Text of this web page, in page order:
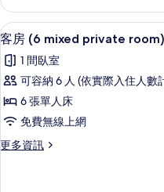
所
有
相
片
(5
mixed
private
的
詳
顯
示
客
房
(6
mixed
private
5
客房 (6 mixed private room)
1 間臥室
可容納 6 人 (依實際入住人數
6 張單人床
免費無線上網
更多資訊
更